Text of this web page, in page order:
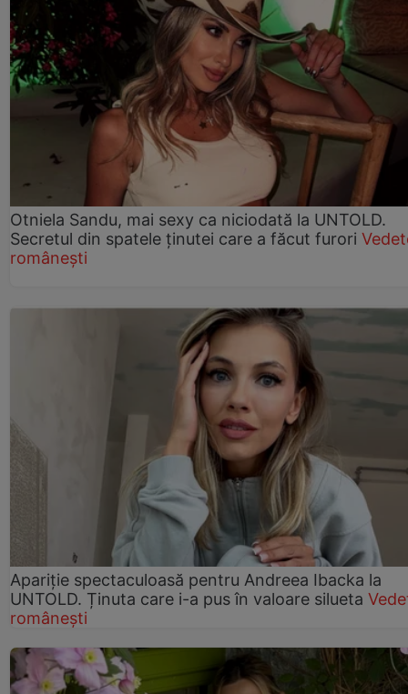
Otniela Sandu, mai sexy ca niciodată la UNTOLD.
Secretul din spatele ținutei care a făcut furori
românești
Apariție spectaculoasă pentru Andreea Ibacka la
UNTOLD. Ținuta care i-a pus în valoare silueta
românești